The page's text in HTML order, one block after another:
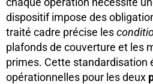
dispositif impose des
traité cadre précise les
plafonds de couverture et les
primes. Cette standardisation
opérationnelles pour les deux